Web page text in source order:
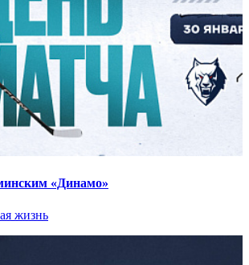
«Динамо»
жизнь